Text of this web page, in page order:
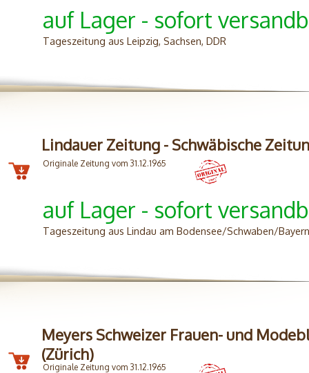
auf Lager - sofort
Tageszeitung aus Leipzig, Sachsen, DDR
Lindauer Zeitung - Schwäbische
Originale Zeitung vom 31.12.1965
auf Lager - sofort
Tageszeitung aus Lindau am Bodensee/Schwaben/
Meyers Schweizer Frauen- und
(Zürich)
Originale Zeitung vom 31.12.1965